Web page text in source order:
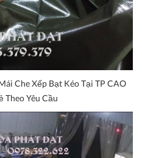
Che Xếp Bạt Kéo Tại TP CAO
Theo Yêu Cầu